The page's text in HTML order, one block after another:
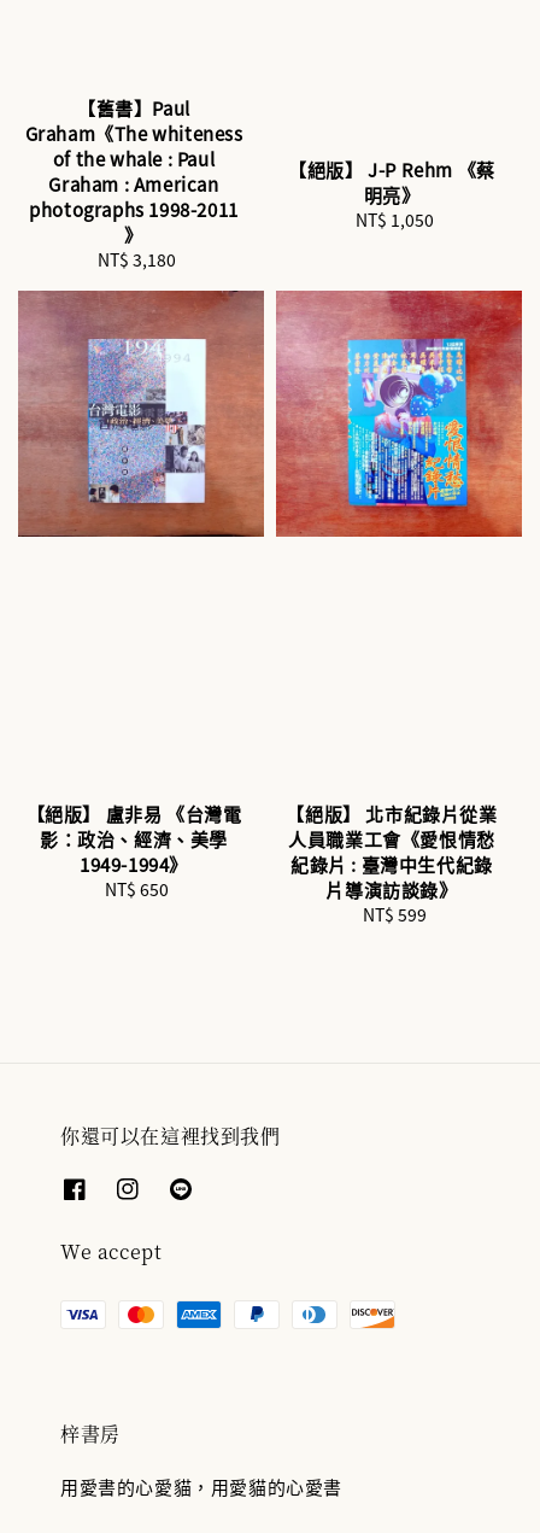
【舊書】Paul
Graham《The whiteness
of the whale : Paul
Graham : American
photographs 1998-2011
》
Regular
NT$ 3,180
【絕版】 J-P Rehm 《蔡
明亮》
Regular
NT$ 1,050
【絕版】 盧非易 《台灣電
影：政治、經濟、美學
1949-1994》
Regular
NT$ 650
【絕版】 北市紀錄片從業
人員職業工會《愛恨情愁
紀錄片 : 臺灣中生代紀錄
片導演訪談錄》
Regular
NT$ 599
你還可以在這裡找到我們
We accept
梓書房
用愛書的心愛貓，用愛貓的心愛書